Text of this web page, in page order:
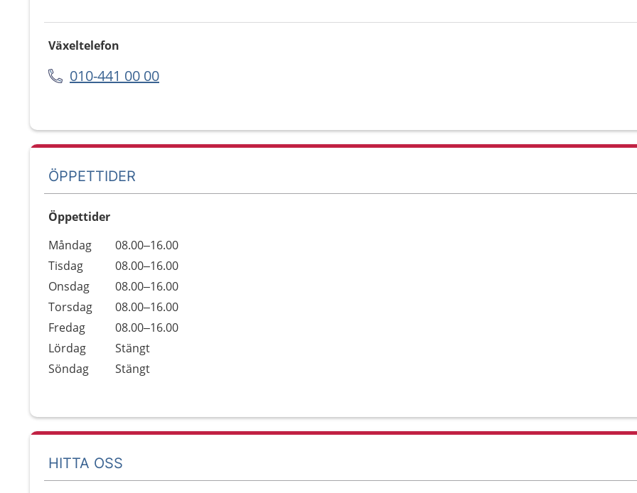
Växeltelefon
010-441 00 00
ÖPPETTIDER
Öppettider
Dag
Öppettider
Kommentarer
Måndag
08.00–16.00
Tisdag
08.00–16.00
Onsdag
08.00–16.00
Torsdag
08.00–16.00
Fredag
08.00–16.00
Lördag
Stängt
Söndag
Stängt
HITTA OSS